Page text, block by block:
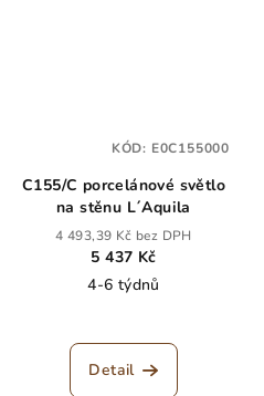
C155/C porcelánové světlo
na stěnu L´Aquila
4 493,39 Kč bez DPH
5 437 Kč
4-6 týdnů
Detail
KÓD: E0C155000